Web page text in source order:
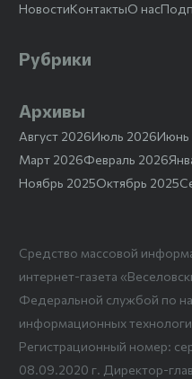
НовостиКонтактыО нас
Рубрики
Архивы
Август 2026Июль 2026Июнь
Март 2026Февраль 2026
Ноябрь 2025Октябрь 2025
Средство массовой
интернет-газета
Федеральной службой по
информационных
Регистрационный номер:
08.09.2020 г. Директор-